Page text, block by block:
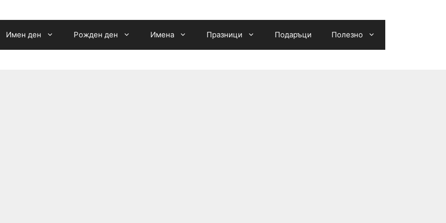
Имен ден Рожден ден Имена Празници Подаръци Полезно